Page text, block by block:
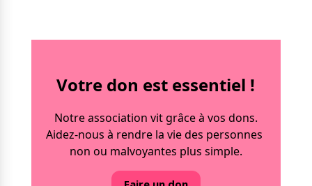
Votre don est essentiel !
Notre association vit grâce à vos dons.
Aidez-nous à rendre la vie des personnes
non ou malvoyantes plus simple.